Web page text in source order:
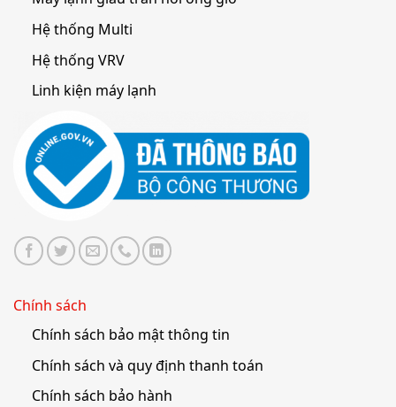
Hệ thống Multi
Hệ thống VRV
Linh kiện máy lạnh
Chính sách
Chính sách bảo mật thông tin
Chính sách và quy định thanh toán
Chính sách bảo hành